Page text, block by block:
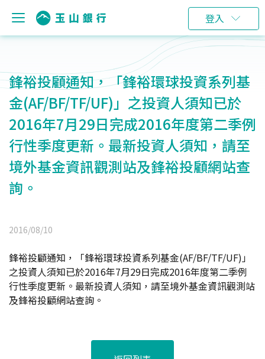
登入
鋒裕投顧通知，「鋒裕環球投資系列基
金(AF/BF/TF/UF)」之投資人須知已於
2016年7月29日完成2016年度第二季例
行性季度更新。最新投資人須知，請至
境外基金資訊觀測站及鋒裕投顧網站查
詢。
2016/08/10
鋒裕投顧通知，「鋒裕環球投資系列基金(AF/BF/TF/UF)」
之投資人須知已於2016年7月29日完成2016年度第二季例
行性季度更新。最新投資人須知，請至境外基金資訊觀測站
及鋒裕投顧網站查詢。